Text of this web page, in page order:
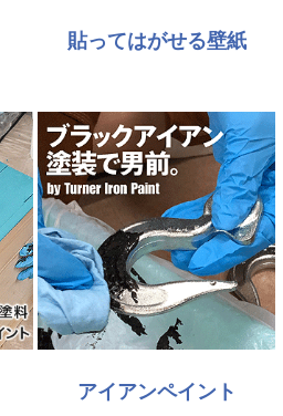
貼ってはがせる壁紙
アイアンペイント